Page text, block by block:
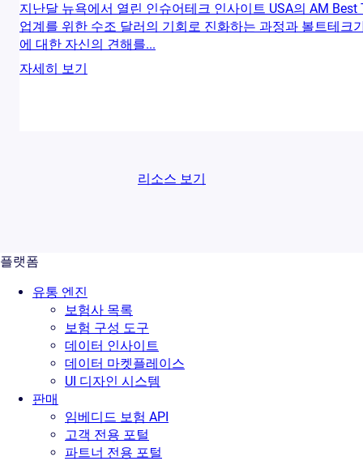
지난달 뉴욕에서 열린 인슈어테크 인사이트 USA의 AM
업계를 위한 수조 달러의 기회로 진화하는 과정과 볼트테
에 대한 자신의 견해를...
자세히 보기
리소스 보기
플랫폼
유통 엔진
보험사 목록
보험 구성 도구
데이터 인사이트
데이터 마켓플레이스
UI 디자인 시스템
판매
임베디드 보험 API
고객 전용 포털
파트너 전용 포털